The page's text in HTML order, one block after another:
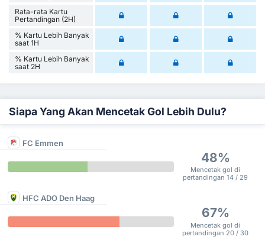
Rata-rata Kartu
Pertandingan (2H)
% Kartu Lebih Banyak
saat 1H
% Kartu Lebih Banyak
saat 2H
Siapa Yang Akan Mencetak Gol Lebih Dulu?
FC Emmen
48%
Mencetak gol di
pertandingan 14 / 29
HFC ADO Den Haag
67%
Mencetak gol di
pertandingan 20 / 30